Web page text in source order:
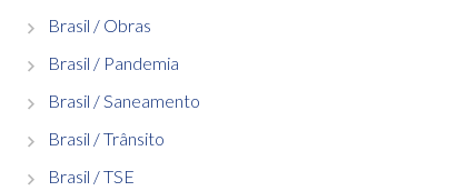
Brasil / Obras
Brasil / Pandemia
Brasil / Saneamento
Brasil / Trânsito
Brasil / TSE